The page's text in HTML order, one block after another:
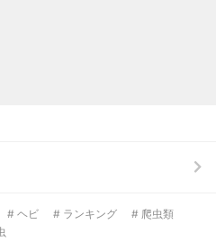
# ヘビ # ランキング
# 爬虫類